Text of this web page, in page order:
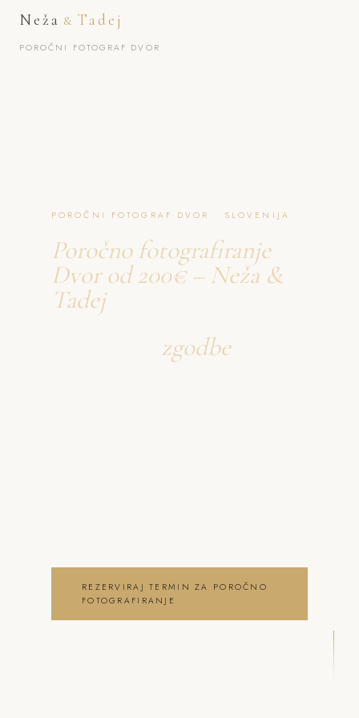
Neža & Tadej
POROČNI FOTOGRAF DVOR
POROČNI FOTOGRAF DVOR · SLOVENIJA
Poročno fotografiranje
Dvor od 200€ – Neža &
Tadej
zgodbe
o poročno fotografiranje
REZERVIRAJ TERMIN ZA POROČNO
FOTOGRAFIRANJE